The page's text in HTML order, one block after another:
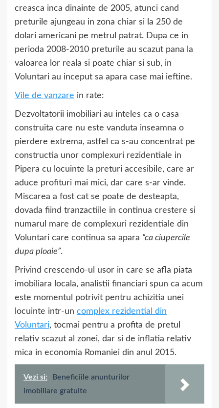
creasca inca dinainte de 2005, atunci cand
preturile ajungeau in zona chiar si la 250 de
dolari americani pe metrul patrat. Dupa ce in
perioda 2008-2010 preturile au scazut pana la
valoarea lor reala si poate chiar si sub, in
Voluntari au inceput sa apara case mai ieftine.
Vile de vanzare in rate:
Dezvoltatorii imobiliari au inteles ca o casa
construita care nu este vanduta inseamna o
pierdere extrema, astfel ca s-au concentrat pe
constructia unor complexuri rezidentiale in
Pipera cu locuinte la preturi accesibile, care ar
aduce profituri mai mici, dar care s-ar vinde.
Miscarea a fost cat se poate de desteapta,
dovada fiind tranzactiile in continua crestere si
numarul mare de complexuri rezidentiale din
Voluntari care continua sa apara “ca ciupercile
dupa ploaie”.
Privind crescendo-ul usor in care se afla piata
imobiliara locala, analistii financiari spun ca acum
este momentul potrivit pentru achizitia unei
locuinte intr-un complex rezidential din
Voluntari, tocmai pentru a profita de pretul
relativ scazut al zonei, dar si de inflatia relativ
mica in economia Romaniei din anul 2015.
Vezi si:
Beneficiile anunturilor
imobiliare gratuite